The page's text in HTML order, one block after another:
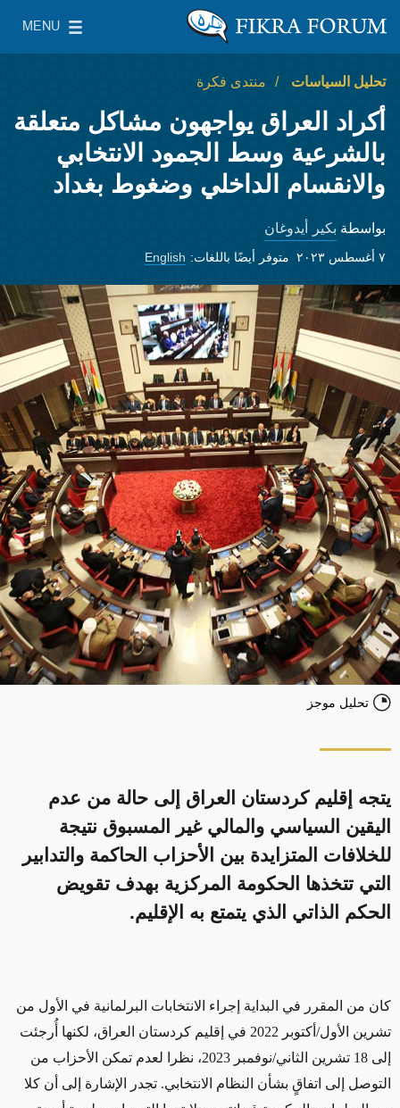
معهد واشنطن لسياسات الشرق الأدنى
MENU
Main Menu
تحليل السياسات منتدى فكرة
أكراد العراق يواجهون مشاكل متعلقة
بالشرعية وسط الجمود الانتخابي
والانقسام الداخلي وضغوط بغداد
بواسطة بكير أيدوغان
٧ أغسطس ٢٠٢٣ متوفر أيضًا باللغات: English
تحليل موجز
يتجه إقليم كردستان العراق إلى حالة من عدم
اليقين السياسي والمالي غير المسبوق نتيجة
للخلافات المتزايدة بين الأحزاب الحاكمة والتدابير
التي تتخذها الحكومة المركزية بهدف تقويض
الحكم الذاتي الذي يتمتع به الإقليم.
كان من المقرر في البداية إجراء الانتخابات البرلمانية في الأول من
تشرين الأول/أكتوبر 2022 في إقليم كردستان العراق، لكنها أُرجئت
إلى 18 تشرين الثاني/نوفمبر 2023، نظرا لعدم تمكن الأحزاب من
التوصل إلى اتفاقٍ بشأن النظام الانتخابي. تجدر الإشارة إلى أن كلا